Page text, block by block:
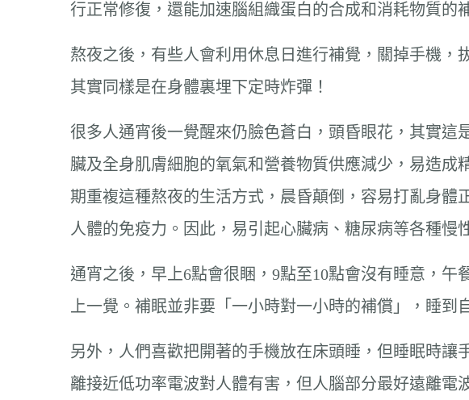
行正常修復，還能加速腦組織蛋白的合成和消耗物質的
熬夜之後，有些人會利用休息日進行補覺，關掉手機
其實同樣是在身體裏埋下定時炸彈！
很多人通宵後一覺醒來仍臉色蒼白，頭昏眼花，其實
臟及全身肌膚細胞的氧氣和營養物質供應減少，易造
期重複這種熬夜的生活方式，晨昏顛倒，容易打亂身
人體的免疫力。因此，易引起心臟病、糖尿病等各種慢
通宵之後，早上6點會很睏，9點至10點會沒有睡意，
上一覺。補眠並非要「一小時對一小時的補償」，睡到
另外，人們喜歡把開著的手機放在床頭睡，但睡眠時
離接近低功率電波對人體有害，但人腦部分最好遠離